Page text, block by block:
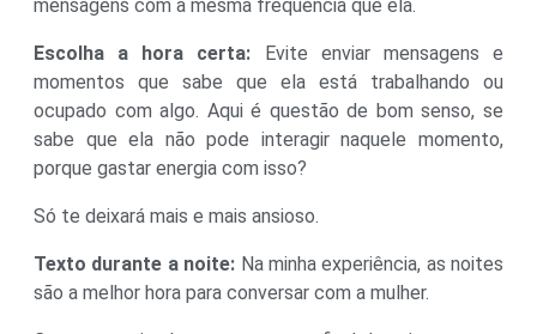
mensagens com a mesma frequência que ela.
Escolha a hora certa:
Evite enviar mensagens e
momentos que sabe que ela está trabalhando ou
ocupado com algo. Aqui é questão de bom senso, se
sabe que ela não pode interagir naquele momento,
porque gastar energia com isso?
Só te deixará mais e mais ansioso.
Texto durante a noite: Na minha experiência, as noites
são a melhor hora para conversar com a mulher.